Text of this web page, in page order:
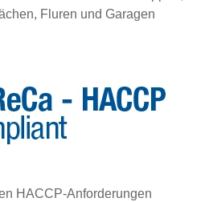
Fluren und Garagen
HACCP-Anforderungen